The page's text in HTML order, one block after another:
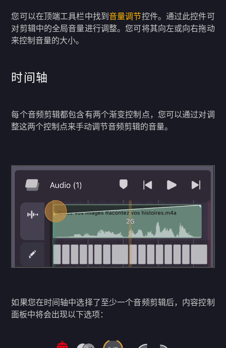
您可以在顶端工具栏中找到 音量调节控件。通过此控件可
对剪辑中的全局音量进行调整。您可将其向左或向右拖动
来控制音量的大小。
时间轴
每个音频剪辑都包含有两个渐变控制点，您可以通过对调
整这两个控制点来手动调节音频剪辑的音量。
如果您在时间轴中选择了至少一个音频剪辑后，内容控制
面板中将会出现以下选项：